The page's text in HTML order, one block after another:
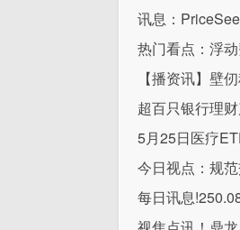
讯息：
热门看点：浮
【播资讯】壁
超百只银行理
5月25日医疗
今日视点：规
每日讯息